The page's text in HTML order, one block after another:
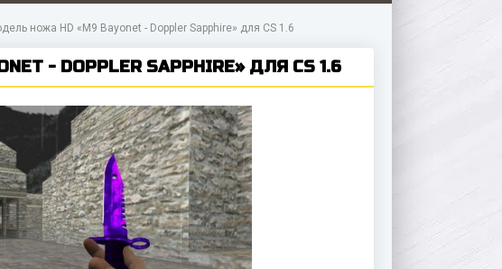
ножа HD «M9 Bayonet - Doppler Sapphire» для CS 1.6
- DOPPLER SAPPHIRE» ДЛЯ CS 1.6